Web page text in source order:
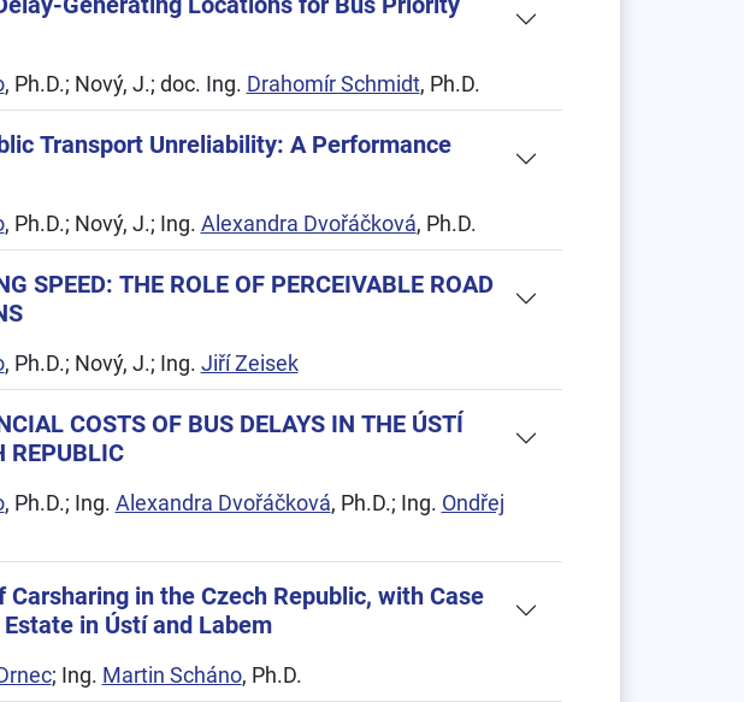
, Ph.D.; Nový, J.; doc. Ing. Drahomír Schmidt, Ph.D.
Transport Unreliability: A Performance
, Ph.D.; Nový, J.; Ing. Alexandra Dvořáčková, Ph.D.
SPEED: THE ROLE OF PERCEIVABLE ROAD
, Ph.D.; Nový, J.; Ing. Jiří Zeisek
COSTS OF BUS DELAYS IN THE ÚSTÍ
REPUBLIC
, Ph.D.; Ing. Alexandra Dvořáčková, Ph.D.; Ing. Ondřej
in the Czech Republic, with Case
in Ústí and Labem
; Ing. Martin Scháno, Ph.D.